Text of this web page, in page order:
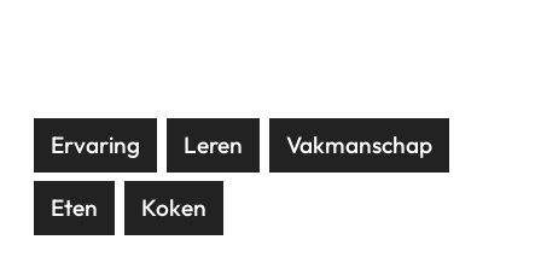
Ervaring Leren Vakmanschap
Eten Koken